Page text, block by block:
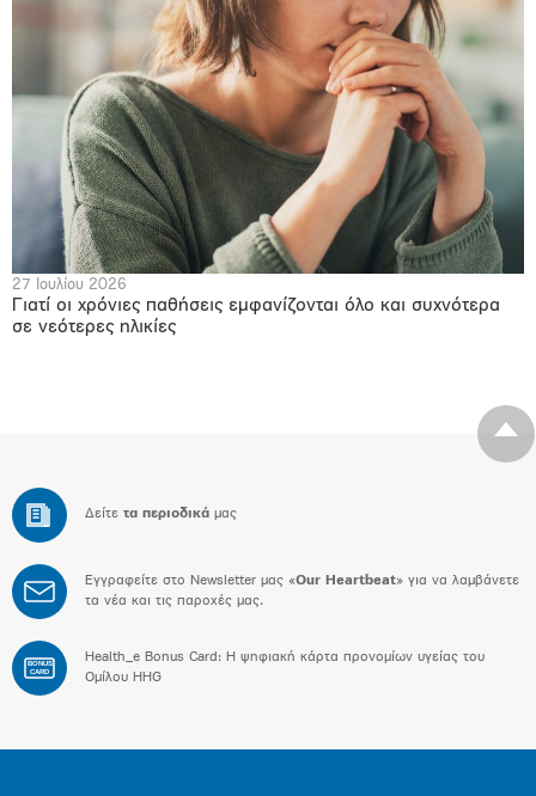
27 Ιουλίου 2026
Γιατί οι χρόνιες παθήσεις εμφανίζονται όλο και συχνότερα
σε νεότερες ηλικίες
Δείτε τα περιοδικά μας
Εγγραφείτε στο Newsletter μας «Our Heartbeat» για να λαμβάνετε
τα νέα και τις παροχές μας.
BONUS
CARD
Health_e Bonus Card: H ψηφιακή κάρτα προνομίων υγείας του
Ομίλου HHG